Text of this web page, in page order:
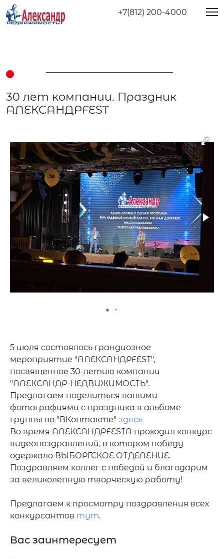
+7(812) 200-4000
30 лет компании. Праздник
АЛЕКСАНДРFEST
5 июля состоялось грандиозное
мероприятие "АЛЕКСАНДРFEST",
посвященное 30-летию компании
"АЛЕКСАНДР-НЕДВИЖИМОСТЬ".
Предлагаем поделиться вашими
фотографиями с праздника в альбоме
группы во "ВКонтакте" здесь
Во время АЛЕКСАНДРFESTА проходил конкурс
видеопоздравлений, в котором победу
одержало ВЫБОРГСКОЕ ОТДЕЛЕНИЕ.
Поздравляем коллег с победой и благодарим
за великолепную творческую работу!
Предлагаем к просмотру поздравления всех
конкурсантов тут.
Вас заинтересует